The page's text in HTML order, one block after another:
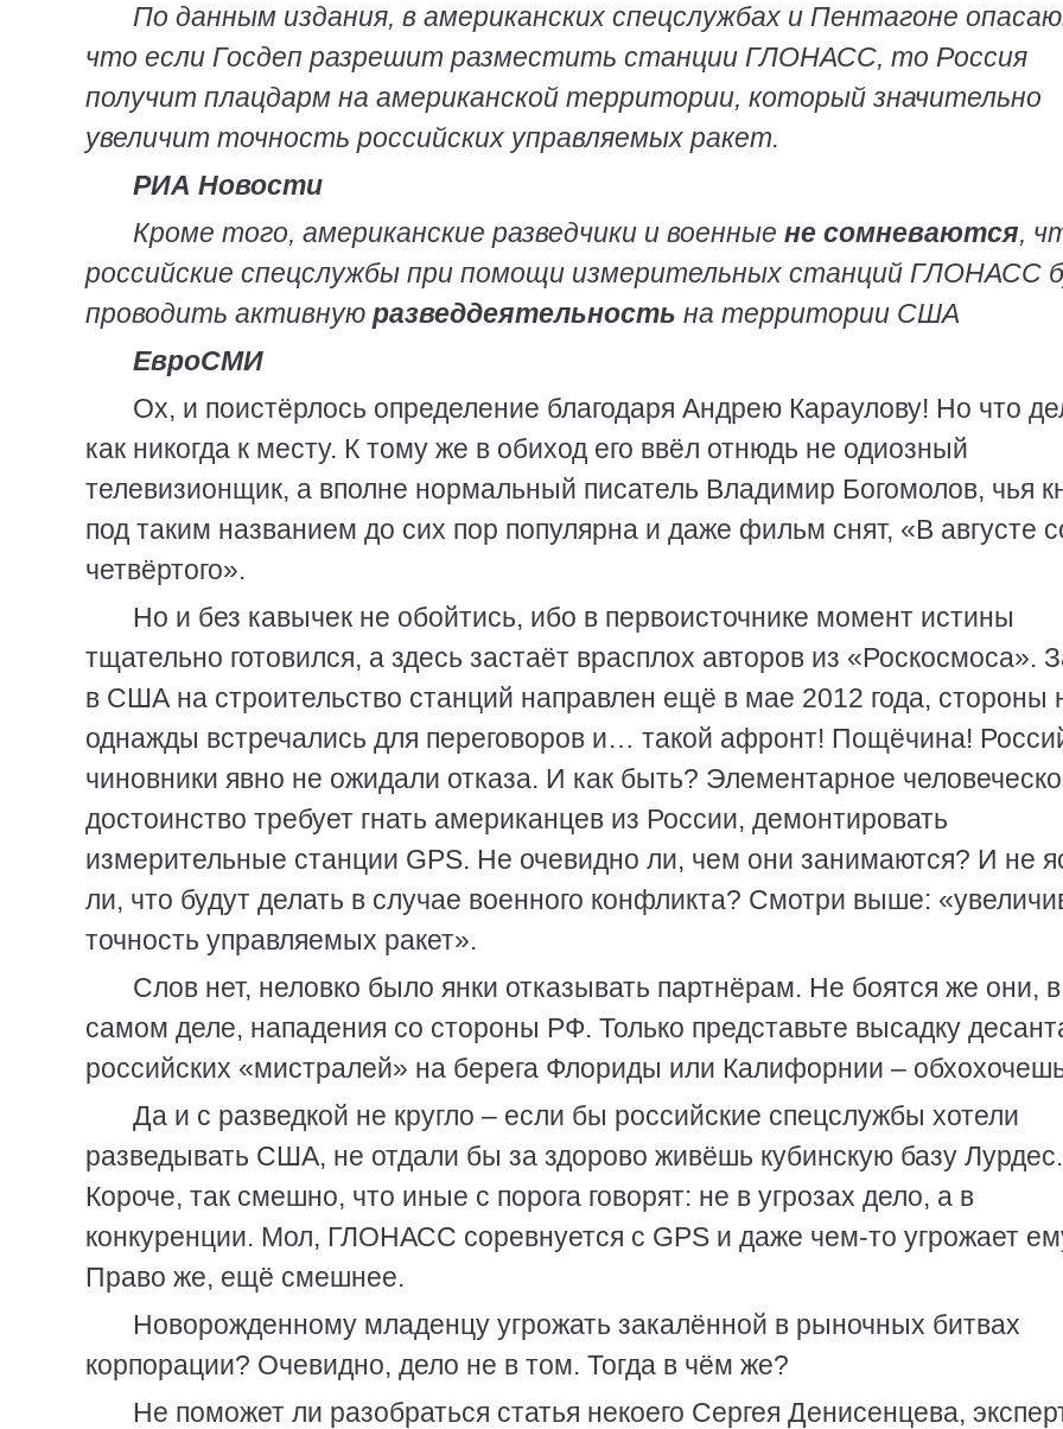
По данным издания, в американских спецслужбах и Пентагоне
что если Госдеп разрешит разместить станции ГЛОНАСС, то Россия
получит плацдарм на американской территории, который значительно
увеличит точность российских управляемых ракет.
РИА Новости
Кроме того, американские разведчики и военные не сомневаются,
российские спецслужбы при помощи измерительных станций ГЛОНАСС
проводить активную разведдеятельность на территории США
ЕвроСМИ
Ох, и поистёрлось определение благодаря Андрею Караулову! Но что
как никогда к месту. К тому же в обиход его ввёл отнюдь не одиозный
телевизионщик, а вполне нормальный писатель Владимир Богомолов, чья
под таким названием до сих пор популярна и даже фильм снят, «В августе
четвёртого».
Но и без кавычек не обойтись, ибо в первоисточнике момент истины
тщательно готовился, а здесь застаёт врасплох авторов из «Роскосмоса».
в США на строительство станций направлен ещё в мае 2012 года, стороны
однажды встречались для переговоров и… такой афронт! Пощёчина!
чиновники явно не ожидали отказа. И как быть? Элементарное
достоинство требует гнать американцев из России, демонтировать
измерительные станции GPS. Не очевидно ли, чем они занимаются? И не
ли, что будут делать в случае военного конфликта? Смотри выше:
точность управляемых ракет».
Слов нет, неловко было янки отказывать партнёрам. Не боятся же они, в
самом деле, нападения со стороны РФ. Только представьте высадку
российских «мистралей» на берега Флориды или Калифорнии –
Да и с разведкой не кругло – если бы российские спецслужбы хотели
разведывать США, не отдали бы за здорово живёшь кубинскую базу Лурдес.
Короче, так смешно, что иные с порога говорят: не в угрозах дело, а в
конкуренции. Мол, ГЛОНАСС соревнуется с GPS и даже чем-то угрожает
Право же, ещё смешнее.
Новорожденному младенцу угрожать закалённой в рыночных битвах
корпорации? Очевидно, дело не в том. Тогда в чём же?
Не поможет ли разобраться статья некоего Сергея Денисенцева,